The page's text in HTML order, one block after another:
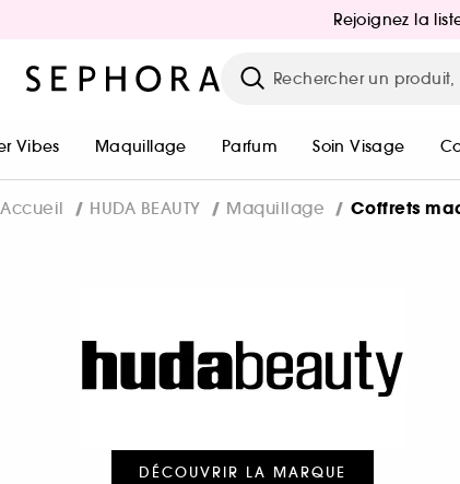
Rejoignez la
Vibes Maquillage Parfum Soin Visage
Accueil HUDA BEAUTY Maquillage Coffrets
DÉCOUVRIR LA MARQUE